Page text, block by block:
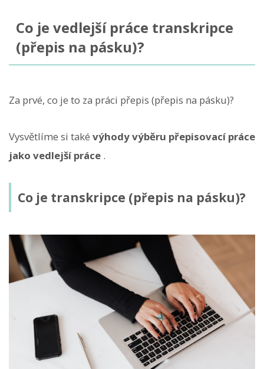
Co je vedlejší práce transkripce
(přepis na pásku)?
Za prvé, co je to za práci přepis (přepis na pásku)?
Vysvětlíme si také výhody výběru přepisovací práce
jako vedlejší práce .
Co je transkripce (přepis na pásku)?